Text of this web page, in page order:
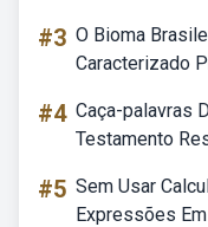
#3 O Bioma
Caracterizado
#4 Caça-palavras
Testamento
#5 Sem Usar
Expressões